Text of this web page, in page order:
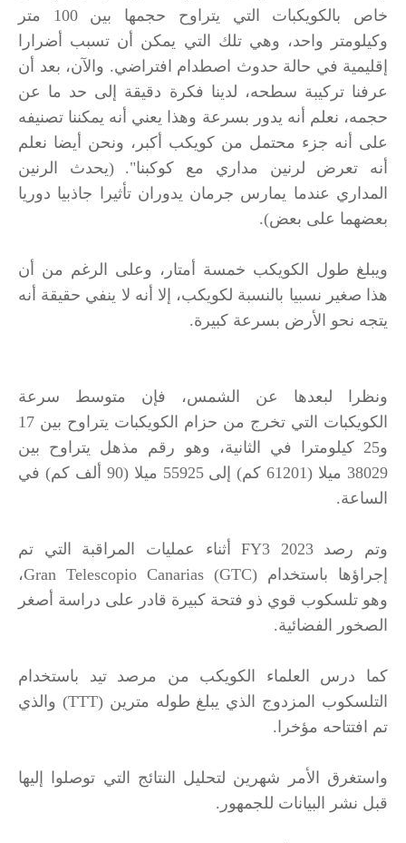
خاص بالكويكبات التي يتراوح حجمها بين 100 متر
وكيلومتر واحد، وهي تلك التي يمكن أن تسبب أضرارا
إقليمية في حالة حدوث اصطدام افتراضي. والآن، بعد أن
عرفنا تركيبة سطحه، لدينا فكرة دقيقة إلى حد ما عن
حجمه، نعلم أنه يدور بسرعة وهذا يعني أنه يمكننا تصنيفه
على أنه جزء محتمل من كويكب أكبر، ونحن أيضا نعلم
أنه تعرض لرنين مداري مع كوكبنا". (يحدث الرنين
المداري عندما يمارس جرمان يدوران تأثيرا جاذبيا دوريا
بعضهما على بعض).
ويبلغ طول الكويكب خمسة أمتار، وعلى الرغم من أن
هذا صغير نسبيا بالنسبة لكويكب، إلا أنه لا ينفي حقيقة أنه
يتجه نحو الأرض بسرعة كبيرة.
ونظرا لبعدها عن الشمس، فإن متوسط سرعة
الكويكبات التي تخرج من حزام الكويكبات يتراوح بين 17
و25 كيلومترا في الثانية، وهو رقم مذهل يتراوح بين
38029 ميلا (61201 كم) إلى 55925 ميلا (90 ألف كم) في
الساعة.
وتم رصد 2023 FY3 أثناء عمليات المراقبة التي تم
إجراؤها باستخدام Gran Telescopio Canarias (GTC)،
وهو تلسكوب قوي ذو فتحة كبيرة قادر على دراسة أصغر
الصخور الفضائية.
كما درس العلماء الكويكب من مرصد تيد باستخدام
التلسكوب المزدوج الذي يبلغ طوله مترين (TTT) والذي
تم افتتاحه مؤخرا.
واستغرق الأمر شهرين لتحليل النتائج التي توصلوا إليها
قبل نشر البيانات للجمهور.